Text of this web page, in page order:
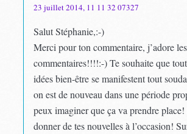
23 juillet 2014, 11 11 32 07327
Salut Stéphanie,:-)
Merci pour ton commentaire, j’adore les
commentaires!!!!:-) Te souhaite que
idées bien-être se manifestent tout
on est de nouveau dans une période
peux imaginer que ça va prendre
donner de tes nouvelles à l’occasion!